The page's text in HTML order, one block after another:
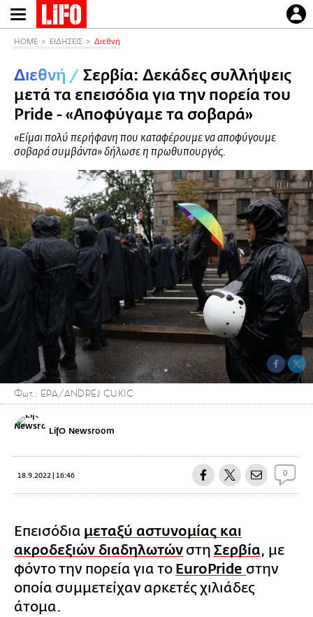
Παράκαμψη
προς
περιεχόμενο
HOME ΕΙΔΗΣΕΙΣ Διεθνή
Διεθνή / Σερβία: Δεκάδες συλλήψεις
μετά τα επεισόδια για την πορεία του
Pride - «Αποφύγαμε τα σοβαρά»
«Είμαι πολύ περήφανη που καταφέρουμε να αποφύγουμε
σοβαρά συμβάντα» δήλωσε η πρωθυπουργός.
Φωτ.: EPA/ANDREJ CUKIC
LifO Newsroom
18.9.2022 | 16:46 0
Επεισόδια μεταξύ αστυνομίας και
ακροδεξιών διαδηλωτών στη Σερβία, με
φόντο την πορεία για το EuroPride στην
οποία συμμετείχαν αρκετές χιλιάδες
άτομα.